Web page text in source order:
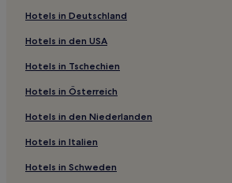
Hotels nahe Zhifang-See
Baofeng Hotels
Hotels nahe Zhanhe-Park
Hotels nahe Gräber des Han-Liang-Königs
Shangcai Hotels
Hotels nahe Ziyun Hochschule
Hotels in Deutschland
Hotels in den USA
Hotels in Tschechien
Hotels in Österreich
Hotels in den Niederlanden
Hotels in Italien
Hotels in Schweden